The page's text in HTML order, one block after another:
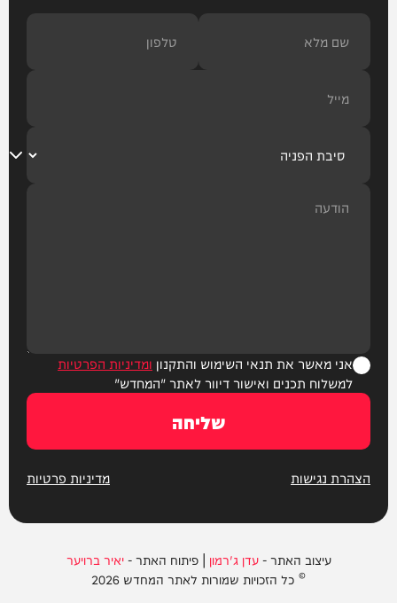
אני מאשר את תנאי השימוש והתקנון ומדיניות הפרטיות
למשלוח תכנים ואישור דיוור לאתר "המחדש"
שליחה
הצהרת נגישות מדיניות פרטיות
עיצוב האתר -עדן ג'רמון | פיתוח האתר -יאיר ברויער
© כל הזכויות שמורות לאתר המחדש 2026